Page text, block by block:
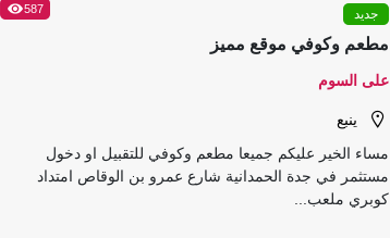
587 جديد
مطعم وكوفي موقع مميز
على السوم
ينبع
مساء الخير عليكم جميعا مطعم وكوفي للتقبيل او دخول
مستثمر في جدة الحمدانية شارع عمرو بن الوقاص امتداد
كوبري ملعب...